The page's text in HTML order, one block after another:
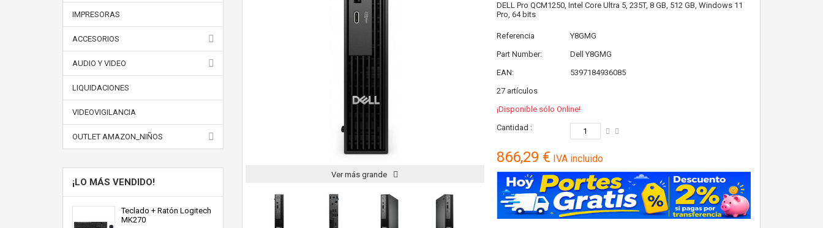
IMPRESORAS
ACCESORIOS
AUDIO Y VIDEO
LIQUIDACIONES
VIDEOVIGILANCIA
OUTLET AMAZON_NIÑOS
¡LO MÁS VENDIDO!
Teclado + Ratón Logitech
MK270
Ver más grande
DELL Pro QCM1250, Intel Core Ultra 5, 235T, 8 GB, 512 GB, Windows 11
Pro, 64 bits
Referencia
Y8GMG
Part Number:
Dell Y8GMG
EAN:
5397184936085
27 artículos
¡Disponible sólo Online!
Cantidad :
866,29 € IVA incluido